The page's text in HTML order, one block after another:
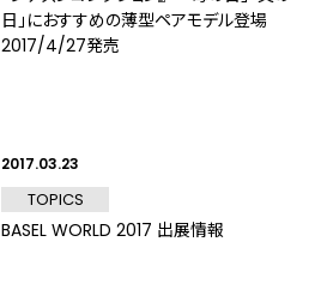
日」におすすめの薄型ペアモデル登場
2017/4/27発売
2017.03.23
TOPICS
BASEL WORLD 2017 出展情報